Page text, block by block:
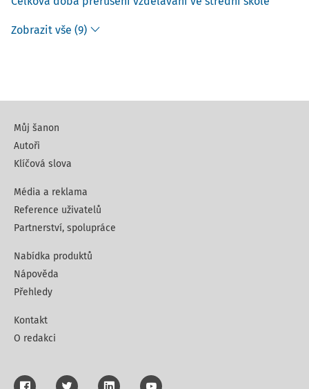
Zobrazit vše (9)
Můj šanon
Autoři
Klíčová slova
Média a reklama
Reference uživatelů
Partnerství, spolupráce
Nabídka produktů
Nápověda
Přehledy
Kontakt
O redakci